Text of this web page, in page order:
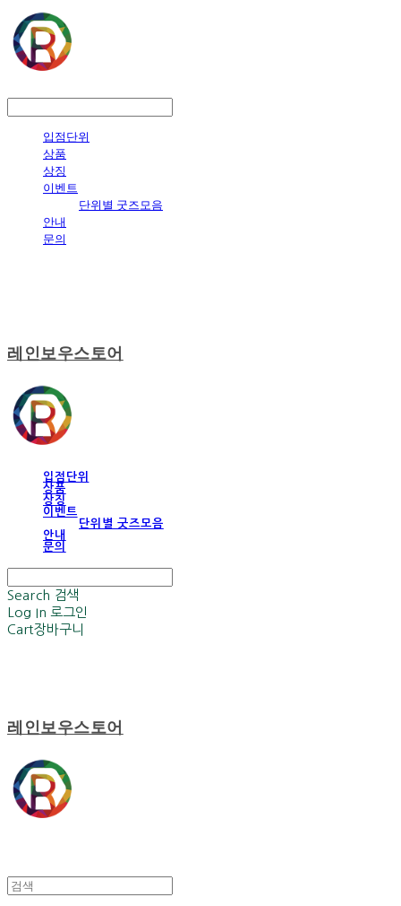
입점단위
상품
상징
이벤트
단위별 굿즈모음
안내
문의
레인보우스토어
입점단위
상품
상징
이벤트
단위별 굿즈모음
안내
문의
Search 검색
Log In 로그인
Cart장바구니
레인보우스토어